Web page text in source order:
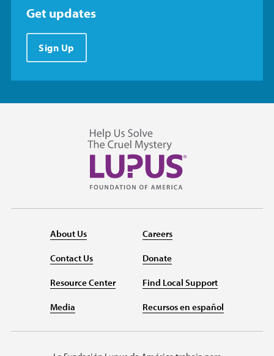
Get updates
Sign Up
About Us
Contact Us
Resource Center
Media
Careers
Donate
Find Local Support
Recursos en español